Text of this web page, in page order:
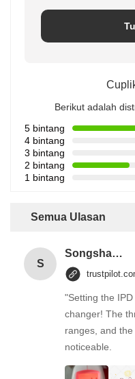
Berikut adalah
5 bintang
4 bintang
3 bintang
2 bintang
1 bintang
Semua Ulasan
S
Songshang
"Setting the
changer! The
ranges, and
noticeable.